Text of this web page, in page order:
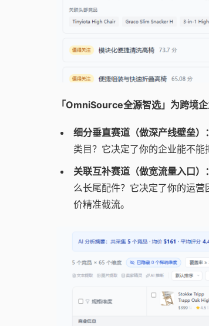
「OmniSource全源智选」为跨境
细分垂直赛道（做深产线壁垒）：
类目？它决定了你的企业能不能
关联互补赛道（做宽流量入口）：
么长尾配件？它决定了你的运
价精准截流。